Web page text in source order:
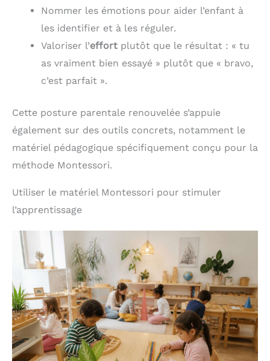
Nommer les émotions pour aider l’enfant à
les identifier et à les réguler.
Valoriser l’effort plutôt que le résultat : « tu
as vraiment bien essayé » plutôt que « bravo,
c’est parfait ».
Cette posture parentale renouvelée s’appuie
également sur des outils concrets, notamment le
matériel pédagogique spécifiquement conçu pour la
méthode Montessori.
Utiliser le matériel Montessori pour stimuler
l’apprentissage